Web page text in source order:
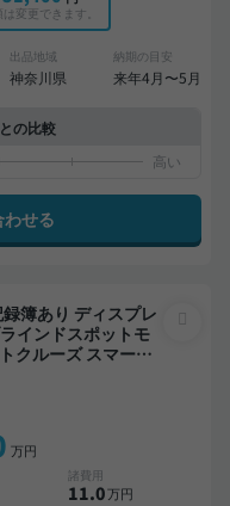
変更できます。
出品地域
神奈川県
納期の目安
来年4月〜5月
の比較
せる
インドスポットモ
クルーズ スマート
ー 全方位カメラ ド
万円
諸費用
11.0万円